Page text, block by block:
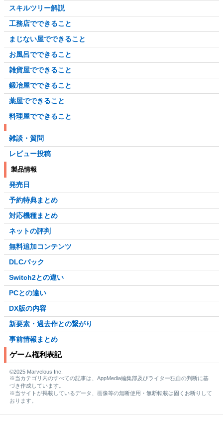
スキルツリー解説
工務店でできること
まじない屋でできること
お風呂でできること
雑貨屋でできること
鍛冶屋でできること
薬屋でできること
料理屋でできること
雑談・質問
レビュー投稿
製品情報
発売日
予約特典まとめ
対応機種まとめ
ネットの評判
無料追加コンテンツ
DLCパック
Switch2との違い
PCとの違い
DX版の内容
新要素・過去作との繋がり
事前情報まとめ
ゲーム権利表記
©2025 Marvelous Inc.
※当カテゴリ内のすべての記事は、AppMedia編集部及びライター独自の判断に基
づき作成しています。
※当サイトが掲載しているデータ、画像等の無断使用・無断転載は固くお断りして
おります。